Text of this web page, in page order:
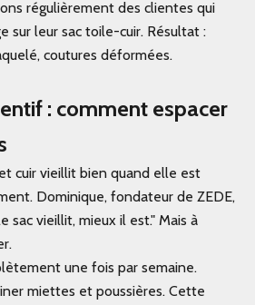
régulièrement des clientes qui
sur leur sac toile-cuir. Résultat :
coutures déformées.
: comment espacer
cuir vieillit bien quand elle est
Dominique, fondateur de ZEDE,
sac vieillit, mieux il est." Mais à
une fois par semaine.
miettes et poussières. Cette